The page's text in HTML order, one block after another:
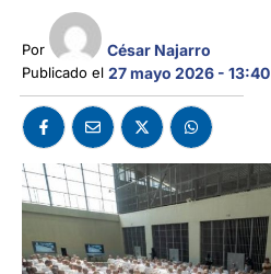
Por César Najarro
Publicado el 27 mayo 2026 - 13:40